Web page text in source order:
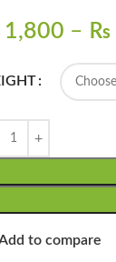
1,800 – ₨
to compare